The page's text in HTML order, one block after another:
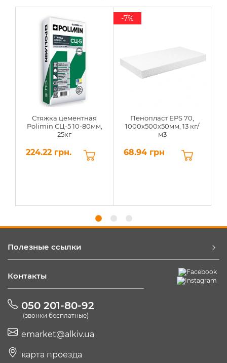
Стяжка цементная
Polimin СЦ-5 10-80мм,
25кг
224.22 грн.
Пенопласт EPS 70,
1000х500х50мм, 13 кг/
м3
68.94 грн
-7%
Полезные ссылки
Контакты
050 201-80-92
(звонки бесплатные)
emarket@alkiv.ua
карта проезда